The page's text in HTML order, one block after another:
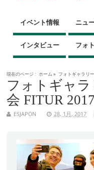
イベント情報 ニュ
インタビュー フォ
現在のページ : ホーム » フォトギャラリー
フォトギャ
会 FITUR 2017
ESJAPON 28, 1月, 2017